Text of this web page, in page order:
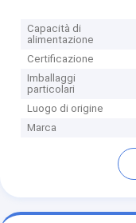
Capacità di
alimentazione
Certificazione
Imballaggi
particolari
Luogo di origine
Marca